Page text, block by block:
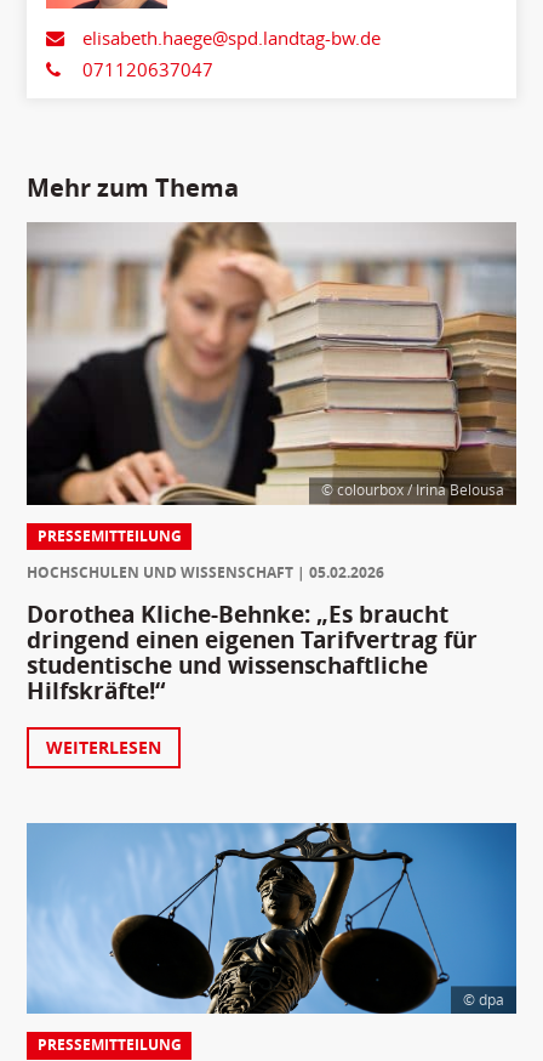
elisabeth.haege@spd.landtag-bw.de
071120637047
Mehr zum Thema
© colourbox / Irina Belousa
PRESSEMITTEILUNG
HOCHSCHULEN UND WISSENSCHAFT
05.02.2026
Dorothea Kliche-Behnke: „Es braucht
dringend einen eigenen Tarifvertrag für
studentische und wissenschaftliche
Hilfskräfte!“
WEITERLESEN
© dpa
PRESSEMITTEILUNG